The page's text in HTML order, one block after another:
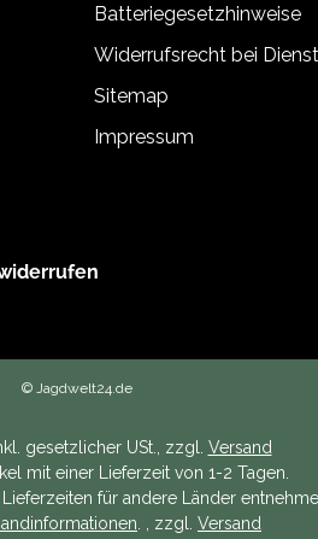
Batteriegesetzhinweise
Widerrufsrecht bei
Sitemap
Impressum
© Jagdwelt24.de
gesetzlicher USt., zzgl. Versand
mit einer Lieferzeit von 1-2 Tagen.
für andere Länder
. , zzgl. Versand